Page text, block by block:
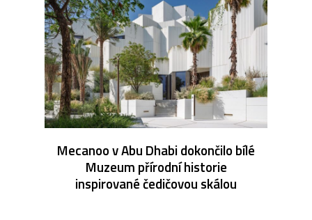
Mecanoo v Abu Dhabi dokončilo bílé
Muzeum přírodní historie
inspirované čedičovou skálou